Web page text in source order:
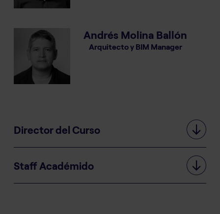
Andrés Molina Ballón
Arquitecto y BIM Manager
Director del Curso
Staff Académido